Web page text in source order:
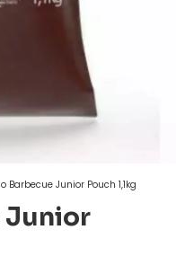
Barbecue Junior Pouch 1,1kg
Junior